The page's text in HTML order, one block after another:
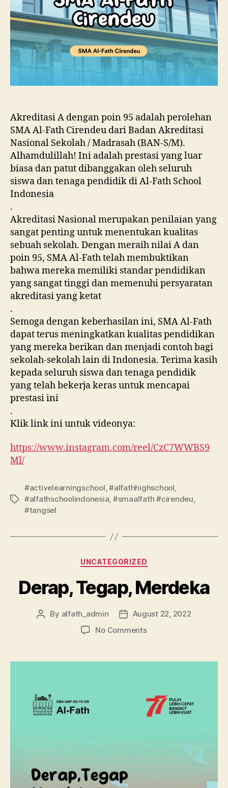
Akreditasi A dengan poin 95 adalah perolehan
SMA Al-Fath Cirendeu dari Badan Akreditasi
Nasional Sekolah / Madrasah (BAN-S/M).
Alhamdulillah! Ini adalah prestasi yang luar
biasa dan patut dibanggakan oleh seluruh
siswa dan tenaga pendidik di Al-Fath School
Indonesia
.
Akreditasi Nasional merupakan penilaian yang
sangat penting untuk menentukan kualitas
sebuah sekolah. Dengan meraih nilai A dan
poin 95, SMA Al-Fath telah membuktikan
bahwa mereka memiliki standar pendidikan
yang sangat tinggi dan memenuhi persyaratan
akreditasi yang ketat
.
Semoga dengan keberhasilan ini, SMA Al-Fath
dapat terus meningkatkan kualitas pendidikan
yang mereka berikan dan menjadi contoh bagi
sekolah-sekolah lain di Indonesia. Terima kasih
kepada seluruh siswa dan tenaga pendidik
yang telah bekerja keras untuk mencapai
prestasi ini
.
Klik link ini untuk videonya:
https://www.instagram.com/reel/CzC7WWBS9
Ml/
#activelearningschool,#alfathhighschool,
#alfathschoolindonesia, #smaalfath #cirendeu,
#tangsel
UNCATEGORIZED
Derap, Tegap, Merdeka
By alfath_admin
August 22, 2022
No Comments